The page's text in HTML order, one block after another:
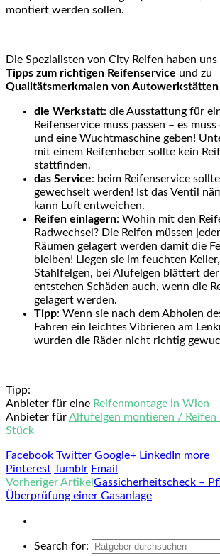
montiert werden sollen.
Die Spezialisten von City Reifen haben
Tipps zum richtigen Reifenservice und zu
Qualitätsmerkmalen von Autowerkstätten
die Werkstatt: die Ausstattung für
Reifenservice muss passen – es
und eine Wuchtmaschine geben!
mit einem Reifenheber sollte kein
stattfinden.
das Service: beim Reifenservice
gewechselt werden! Ist das Ventil
kann Luft entweichen.
Reifen einlagern: Wohin mit den
Radwechsel? Die Reifen müssen
Räumen gelagert werden damit die
bleiben! Liegen sie im feuchten
Stahlfelgen, bei Alufelgen blättert
entstehen Schäden auch, wenn die
gelagert werden.
Tipp: Wenn sie nach dem Abholen
Fahren ein leichtes Vibrieren am
wurden die Räder nicht richtig
Tipp:
Anbieter für eine Reifenmontage in Wien
Anbieter fürAlfufelgen montieren / Reifen
Stück
Facebook Twitter Google+ LinkedIn more
Pinterest Tumblr Email
Vorheriger Artikel Gassicherheitscheck –
Überprüfung einer Gasanlage
Search for: